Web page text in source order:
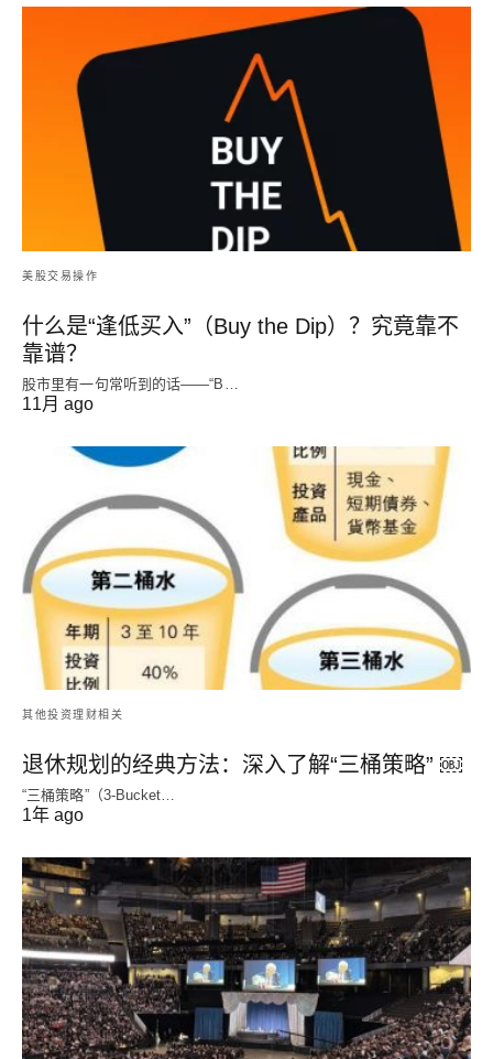
美股交易操作
什么是“逢低买入”（Buy the Dip）？究竟靠不
靠谱？
股市里有一句常听到的话——“B…
11月 ago
其他投资理财相关
退休规划的经典方法：深入了解“三桶策略” ￼
“三桶策略”（3-Bucket…
1年 ago